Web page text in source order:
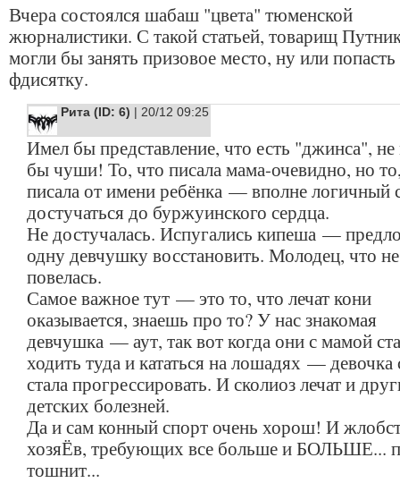
Вчера состоялся шабаш "цвета" тюменской
жюрналистики. С такой статьей, товарищ
могли бы занять призовое место, ну или попасть
фдисятку.
Рита (ID: 6) | 20/12 09:25
Имел бы представление, что есть "джинса",
бы чуши! То, что писала мама-очевидно, но
писала от имени ребёнка — вполне логичный
достучаться до буржуинского сердца.
Не достучалась. Испугались кипеша —
одну девчушку восстановить. Молодец, что не
повелась.
Самое важное тут — это то, что лечат кони
оказывается, знаешь про то? У нас знакомая
девчушка — аут, так вот когда они с мамой
ходить туда и кататься на лошадях — девочка
стала прогрессировать. И сколиоз лечат и
детских болезней.
Да и сам конный спорт очень хорош! И
хозяЁв, требующих все больше и БОЛЬШЕ...
тошнит...